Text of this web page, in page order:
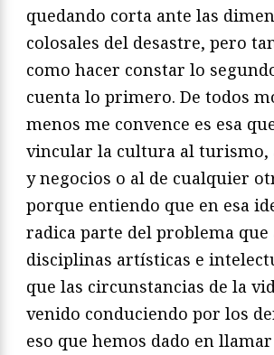
quedando corta ante las
colosales del desastre, pero
como hacer constar lo
cuenta lo primero. De todos
menos me convence es esa
vincular la cultura al turismo,
y negocios o al de cualquier
porque entiendo que en esa
radica parte del problema que
disciplinas artísticas e
que las circunstancias de la
venido conduciendo por los
eso que hemos dado en